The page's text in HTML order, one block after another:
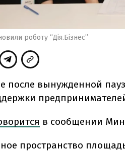
роботу “Дія.Бізнес”
после вынужденной
предпринимателей
в сообщении
пространство